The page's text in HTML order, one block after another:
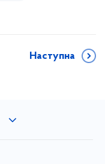
Наступна